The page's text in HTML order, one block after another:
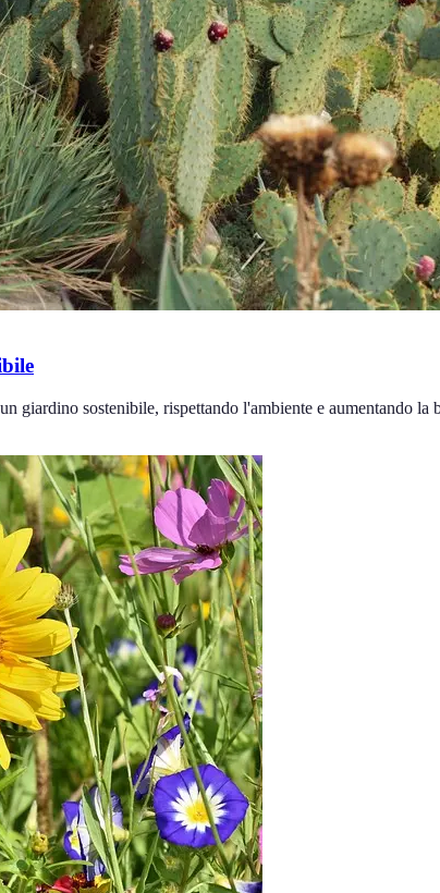
giardino sostenibile, rispettando l'ambiente e aumentando la